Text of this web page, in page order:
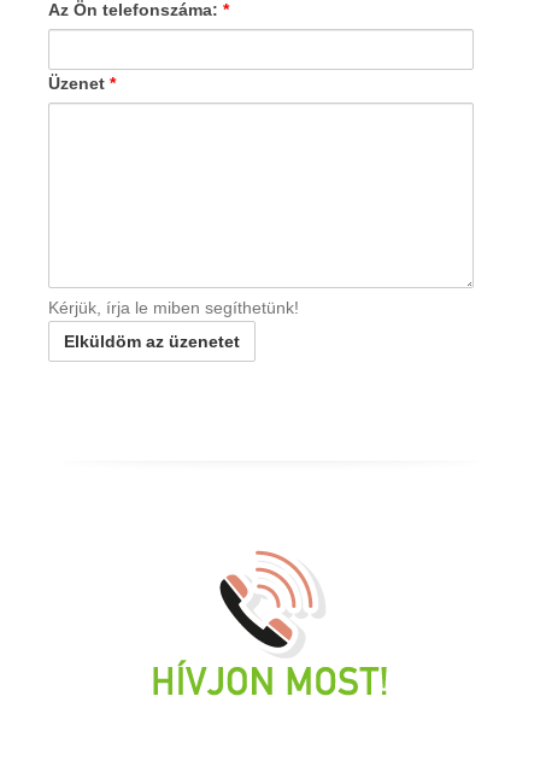
Az Ön telefonszáma: *
Üzenet *
Kérjük, írja le miben segíthetünk!